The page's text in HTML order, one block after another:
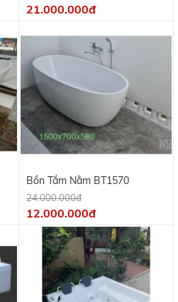
21.000.000đ
Bồn Tắm Nằm BT1570
24.000.000đ
12.000.000đ